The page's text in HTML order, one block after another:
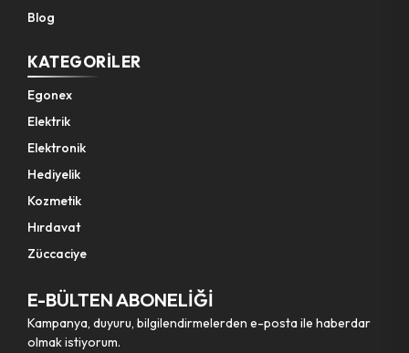
Blog
KATEGORILER
Egonex
Elektrik
Elektronik
Hediyelik
Kozmetik
Hırdavat
Züccaciye
E-BÜLTEN ABONELİĞİ
Kampanya, duyuru, bilgilendirmelerden e-posta ile haberdar
olmak istiyorum.